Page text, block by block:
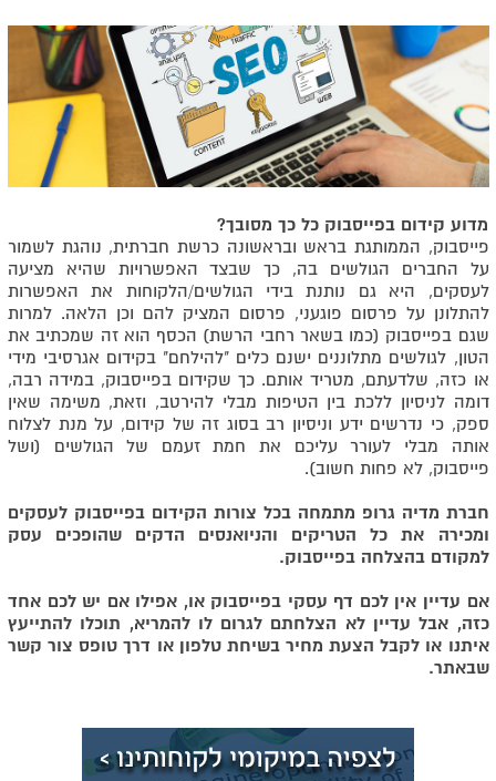
מדוע קידום בפייסבוק כל כך מסובך?
פייסבוק, הממותגת בראש ובראשונה כרשת חברתית, נוהגת לשמור
על החברים הגולשים בה, כך שבצד האפשרויות שהיא מציעה
לעסקים, היא גם נותנת בידי הגולשים/הלקוחות את האפשרות
להתלונן על פרסום פוגעני, פרסום המציק להם וכן הלאה. למרות
שגם בפייסבוק (כמו בשאר רחבי הרשת) הכסף הוא זה שמכתיב את
הטון, לגולשים מתלוננים ישנם כלים "להילחם" בקידום אגרסיבי מידי
או כזה, שלדעתם, מטריד אותם. כך שקידום בפייסבוק, במידה רבה,
דומה לניסיון ללכת בין הטיפות מבלי להירטב, וזאת, משימה שאין
ספק, כי נדרשים ידע וניסיון רב בסוג זה של קידום, על מנת לצלוח
אותה מבלי לעורר עליכם את חמת זעמם של הגולשים (ושל
פייסבוק, לא פחות חשוב).
חברת מדיה גרופ מתמחה בכל צורות הקידום בפייסבוק לעסקים
ומכירה את כל הטריקים והניואנסים הדקים שהופכים עסק
למקודם בהצלחה בפייסבוק.
אם עדיין אין לכם דף עסקי בפייסבוק או, אפילו אם יש לכם אחד
כזה, אבל עדיין לא הצלחתם לגרום לו להמריא, תוכלו להתייעץ
איתנו או לקבל הצעת מחיר בשיחת טלפון או דרך טופס צור קשר
שבאתר.